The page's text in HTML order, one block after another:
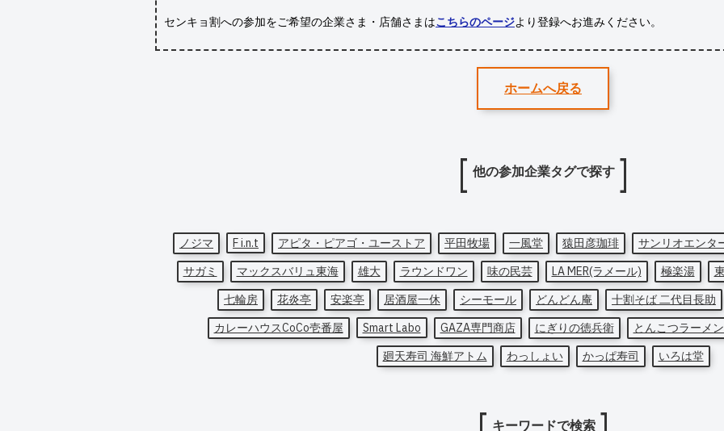
センキョ割への参加をご希望の企業さま・店舗さまはこちらのページより登録へお進みください。
ホームへ戻る
他の参加企業タグで探す
ノジマ F i.n.t アピタ・ピアゴ・ユーストア 平田牧場 一風堂 猿田彦珈琲
サンリオエンタ
サガミ
マックスバリュ東海 雄大 ラウンドワン 味の民芸 LA MER(ラメール) 極楽湯
七輪房
花炎亭 安楽亭 居酒屋一休 シーモール どんどん庵
十割そば 二代目長助
カレーハウスCoCo壱番屋
Smart Labo GAZA専門商店 にぎりの徳兵衛
とんこつラーメ
廻天寿司 海鮮アトム
わっしょい かっぱ寿司 いろは堂
キーワードで検索